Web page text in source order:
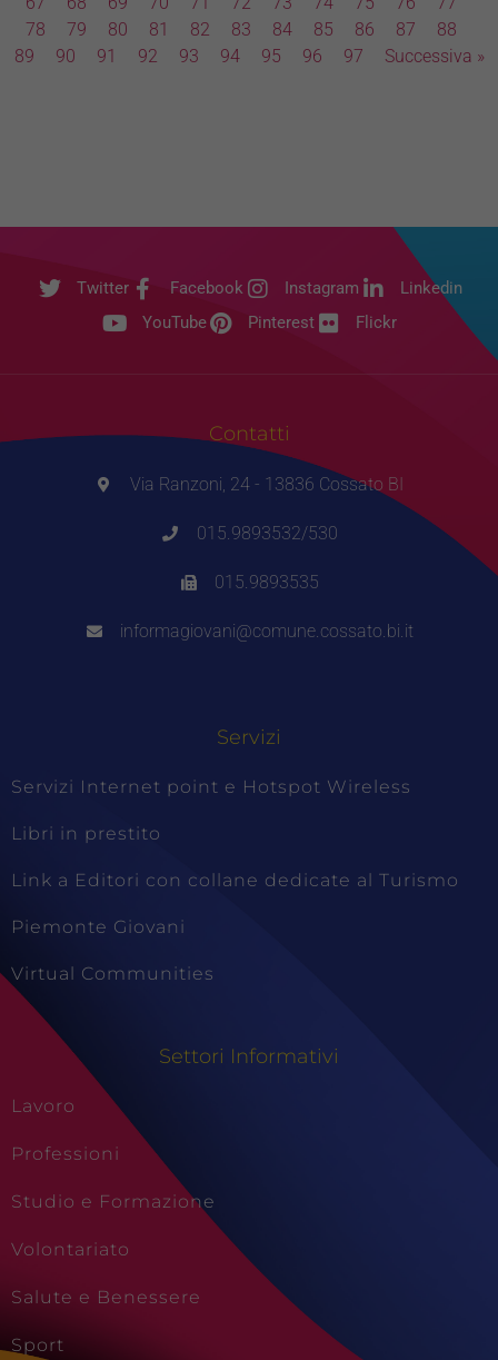
78
79 80 81 82 83 84 85 86 87
88
89
90 91 92 93 94 95 96 97 Successiva »
Twitter Facebook Instagram
Linkedin
YouTube
Pinterest Flickr
Contatti
Via Ranzoni, 24 - 13836 Cossato BI
015.9893532/530
015.9893535
informagiovani@comune.cossato.bi.it
Servizi
Servizi Internet point e Hotspot Wireless
Libri in prestito
Link a Editori con collane dedicate al Turismo
Piemonte Giovani
Virtual Communities
Settori Informativi
Lavoro
Professioni
Studio e Formazione
Volontariato
Salute e Benessere
Sport